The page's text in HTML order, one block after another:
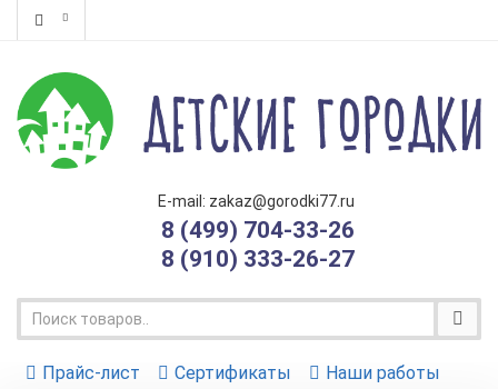
E-mail: zakaz@gorodki77.ru
8 (499) 704-33-26
8 (910) 333-26-27
Прайс-лист Сертификаты Наши работы